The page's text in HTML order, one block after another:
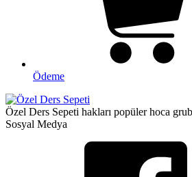
Ödeme
Özel Ders Sepeti hakları popüler hoca
Sosyal Medya